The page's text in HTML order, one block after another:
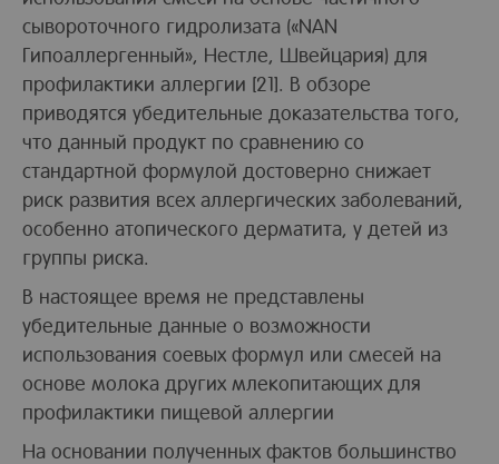
сывороточного гидролизата («NAN
Гипоаллергенный», Нестле, Швейцария) для
профилактики аллергии [21]. В обзоре
приводятся убедительные доказательства того,
что данный продукт по сравнению со
стандартной формулой достоверно снижает
риск развития всех аллергических заболеваний,
особенно атопического дерматита, у детей из
группы риска.
В настоящее время не представлены
убедительные данные о возможности
использования соевых формул или смесей на
основе молока других млекопитающих для
профилактики пищевой аллергии
На основании полученных фактов большинство